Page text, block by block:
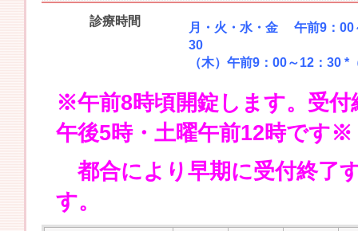
診療時間
月・火・水・金 午前9：
30
（木）午前9：00～12：30
※午前8時頃開錠します。受付
午後5時・土曜午前12時です※
都合により早期に受付終了
す。